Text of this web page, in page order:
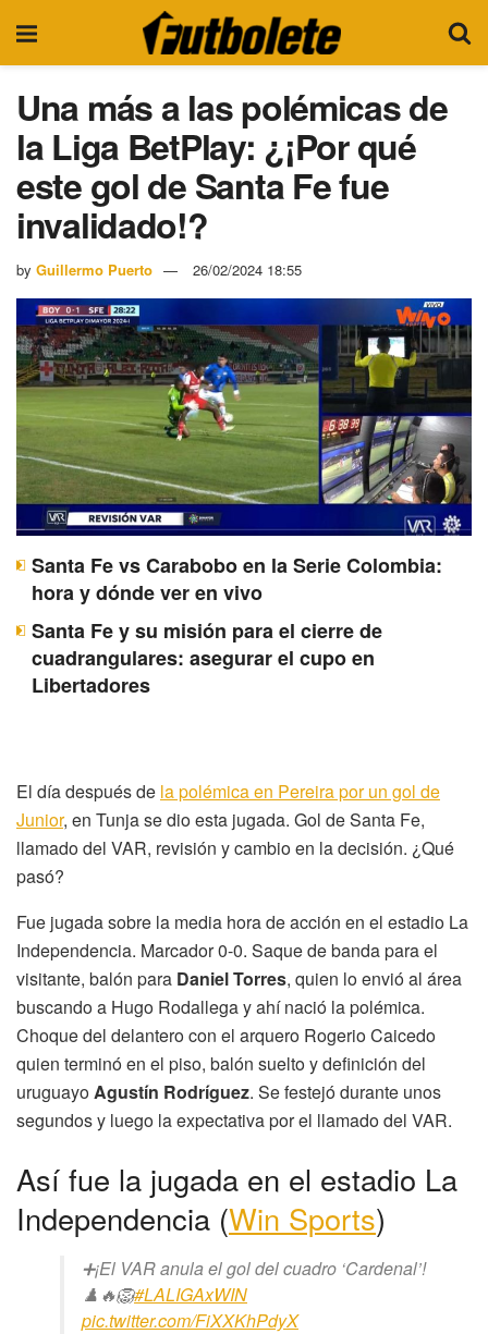
Una más a las polémicas de
la Liga BetPlay: ¿¡Por qué
este gol de Santa Fe fue
invalidado!?
by Guillermo Puerto 26/02/2024 18:55
Santa Fe vs Carabobo en la Serie Colombia:
hora y dónde ver en vivo
Santa Fe y su misión para el cierre de
cuadrangulares: asegurar el cupo en
Libertadores
El día después de la polémica en Pereira por un gol de
Junior, en Tunja se dio esta jugada. Gol de Santa Fe,
llamado del VAR, revisión y cambio en la decisión. ¿Qué
pasó?
Fue jugada sobre la media hora de acción en el estadio La
Independencia. Marcador 0-0. Saque de banda para el
visitante, balón para Daniel Torres, quien lo envió al área
buscando a Hugo Rodallega y ahí nació la polémica.
Choque del delantero con el arquero Rogerio Caicedo
quien terminó en el piso, balón suelto y definición del
uruguayoAgustín Rodríguez. Se festejó durante unos
segundos y luego la expectativa por el llamado del VAR.
Así fue la jugada en el estadio La
Independencia (Win Sports)
➕¡El VAR anula el gol del cuadro ‘Cardenal’!
♟️🔥🦁#LALIGAxWIN
pic.twitter.com/FiXXKhPdyX